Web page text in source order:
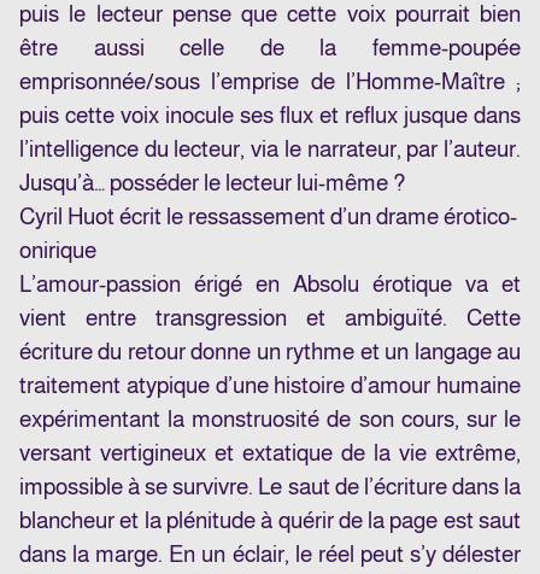
puis le lecteur pense que cette voix pourrait bien
être aussi celle de la femme-poupée
emprisonnée/sous l’emprise de l’Homme-Maître ;
puis cette voix inocule ses flux et reflux jusque dans
l’intelligence du lecteur, via le narrateur, par l’auteur.
Jusqu’à… posséder le lecteur lui-même ?
Cyril Huot écrit le ressassement d’un drame érotico-
onirique
L’amour-passion érigé en Absolu érotique va et
vient entre transgression et ambiguïté. Cette
écriture du retour donne un rythme et un langage au
traitement atypique d’une histoire d’amour humaine
expérimentant la monstruosité de son cours, sur le
versant vertigineux et extatique de la vie extrême,
impossible à se survivre. Le saut de l’écriture dans la
blancheur et la plénitude à quérir de la page est saut
dans la marge. En un éclair, le réel peut s’y délester